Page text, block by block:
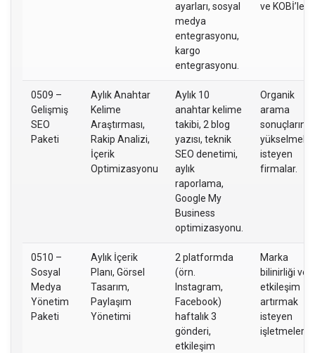
ayarları, sosyal
medya
entegrasyonu,
kargo
entegrasyonu.
ve KOBİ’ler.
0509 –
Gelişmiş
SEO
Paketi
Aylık Anahtar
Kelime
Araştırması,
Rakip Analizi,
İçerik
Optimizasyonu
Aylık 10
anahtar kelime
takibi, 2 blog
yazısı, teknik
SEO denetimi,
aylık
raporlama,
Google My
Business
optimizasyonu.
Organik
arama
yükselmek
isteyen
firmalar.
0510 –
Sosyal
Medya
Yönetim
Paketi
Aylık İçerik
Planı, Görsel
Tasarım,
Paylaşım
Yönetimi
2 platformda
(örn.
Instagram,
Facebook)
haftalık 3
gönderi,
etkileşim
Marka
bilinirliği ve
etkileşim
artırmak
isteyen
işletmeler.